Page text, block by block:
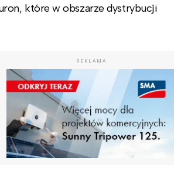
które w obszarze dystrybucji
REKLAMA